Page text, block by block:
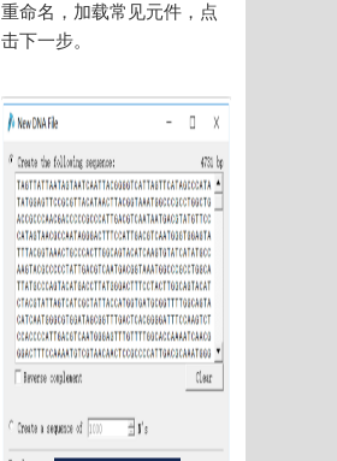
重命名，加载常见元件，点
击下一步。